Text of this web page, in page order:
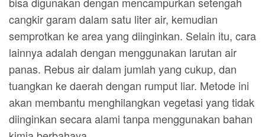
cangkir garam dalam satu liter air, kemudian
semprotkan ke area yang diinginkan. Selain itu, cara
lainnya adalah dengan menggunakan larutan air
panas. Rebus air dalam jumlah yang cukup, dan
tuangkan ke daerah dengan rumput liar. Metode ini
akan membantu menghilangkan vegetasi yang tidak
diinginkan secara alami tanpa menggunakan bahan